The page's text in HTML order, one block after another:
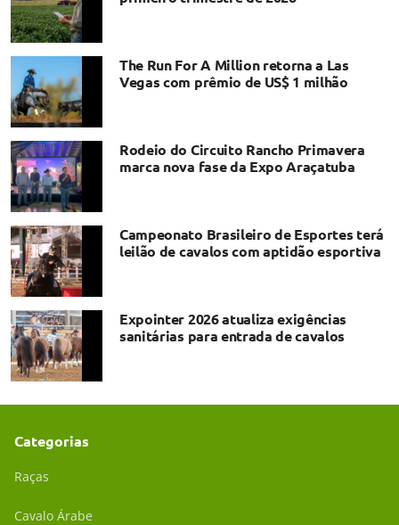
The Run For A Million retorna a Las
Vegas com prêmio de US$ 1 milhão
Rodeio do Circuito Rancho Primavera
marca nova fase da Expo Araçatuba
Campeonato Brasileiro de Esportes terá
leilão de cavalos com aptidão esportiva
Expointer 2026 atualiza exigências
sanitárias para entrada de cavalos
Categorias
Raças
Cavalo Árabe